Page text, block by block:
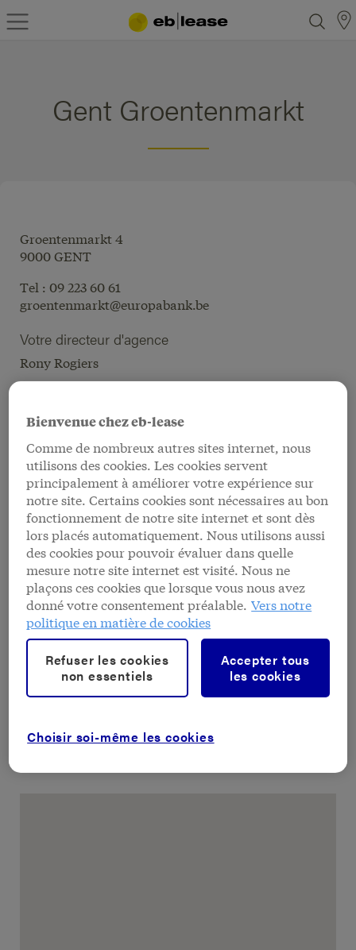
Gent Groentenmarkt
Groentenmarkt 4
9000 GENT
Tel : 09 223 60 61
groentenmarkt@europabank.be
Votre directeur d'agence
Rony Rogiers
Heures d'ouverture
Lundi 10h 00 - 12h 00
14h 00 - 16h 00
Mardi
10h 00 - 12h 00
14h 00 - 16h 00
(sur rendez-vous)
16h 00 - 18h 00
Mercredi
10h 00 - 12h 00
14h 00 - 16h 00
Jeudi
10h 00 - 12h 00
(sur rendez-vous)
16h 00 - 18h 00
Vendredi
10h 00 - 12h 00
Bienvenue chez eb-lease
Comme de nombreux autres sites internet, nous
utilisons des cookies. Les cookies servent
principalement à améliorer votre expérience sur
notre site. Certains cookies sont nécessaires au bon
fonctionnement de notre site internet et sont dès
lors placés automatiquement. Nous utilisons aussi
des cookies pour pouvoir évaluer dans quelle
mesure notre site internet est visité. Nous ne
plaçons ces cookies que lorsque vous nous avez
donné votre consentement préalable. Vers notre
politique en matière de cookies
Choisir soi-même les cookies
Refuser les cookies
non essentiels
Accepter tous
les cookies